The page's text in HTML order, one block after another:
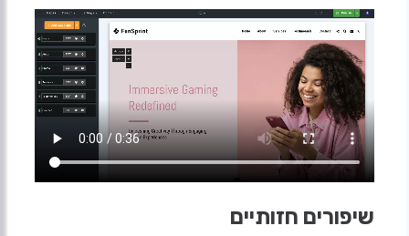
שיפורים חזותיים